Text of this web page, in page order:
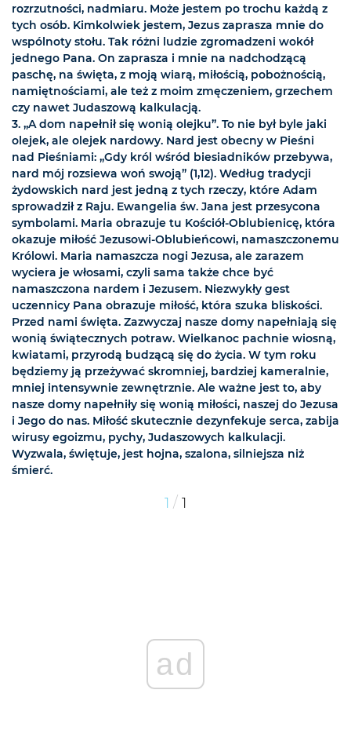
rozrzutności, nadmiaru. Może jestem po trochu każdą z
tych osób. Kimkolwiek jestem, Jezus zaprasza mnie do
wspólnoty stołu. Tak różni ludzie zgromadzeni wokół
jednego Pana. On zaprasza i mnie na nadchodzącą
paschę, na święta, z moją wiarą, miłością, pobożnością,
namiętnościami, ale też z moim zmęczeniem, grzechem
czy nawet Judaszową kalkulacją.
3. „A dom napełnił się wonią olejku”. To nie był byle jaki
olejek, ale olejek nardowy. Nard jest obecny w Pieśni
nad Pieśniami: „Gdy król wśród biesiadników przebywa,
nard mój rozsiewa woń swoją” (1,12). Według tradycji
żydowskich nard jest jedną z tych rzeczy, które Adam
sprowadził z Raju. Ewangelia św. Jana jest przesycona
symbolami. Maria obrazuje tu Kościół-Oblubienicę, która
okazuje miłość Jezusowi-Oblubieńcowi, namaszczonemu
Królowi. Maria namaszcza nogi Jezusa, ale zarazem
wyciera je włosami, czyli sama także chce być
namaszczona nardem i Jezusem. Niezwykły gest
uczennicy Pana obrazuje miłość, która szuka bliskości.
Przed nami święta. Zazwyczaj nasze domy napełniają się
wonią świątecznych potraw. Wielkanoc pachnie wiosną,
kwiatami, przyrodą budzącą się do życia. W tym roku
będziemy ją przeżywać skromniej, bardziej kameralnie,
mniej intensywnie zewnętrznie. Ale ważne jest to, aby
nasze domy napełniły się wonią miłości, naszej do Jezusa
i Jego do nas. Miłość skutecznie dezynfekuje serca, zabija
wirusy egoizmu, pychy, Judaszowych kalkulacji.
Wyzwala, świętuje, jest hojna, szalona, silniejsza niż
śmierć.
1 / 1
ad